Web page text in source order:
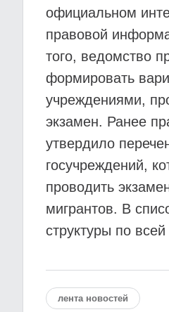
официальном
правовой
того, ведомство
формировать
учреждениями,
экзамен. Ранее
утвердило
госучреждений,
проводить
мигрантов. В
структуры по всей
лента новостей